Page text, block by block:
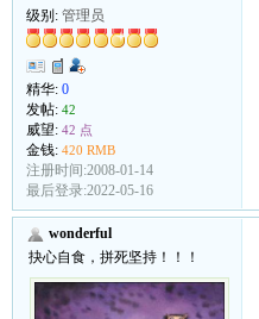
级别: 管理员
精华: 0
发帖: 42
威望: 42 点
金钱: 420 RMB
注册时间:2008-01-14
最后登录:2022-05-16
wonderful
抉心自食，拼死坚持！！！